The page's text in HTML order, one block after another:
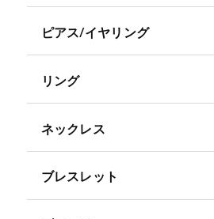
ピアス/イヤリング
リング
ネックレス
ブレスレット